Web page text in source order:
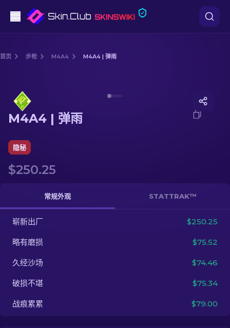
狙击步枪
手套
武器箱
其他
首页 步枪 M4A4 M4A4 | 弹雨
M4A4 | 弹雨
隐秘
$250.25
常规外观 STATTRAK™
崭新出厂 $250.25
略有磨损 $75.52
久经沙场 $74.46
破损不堪 $75.34
战痕累累 $79.00